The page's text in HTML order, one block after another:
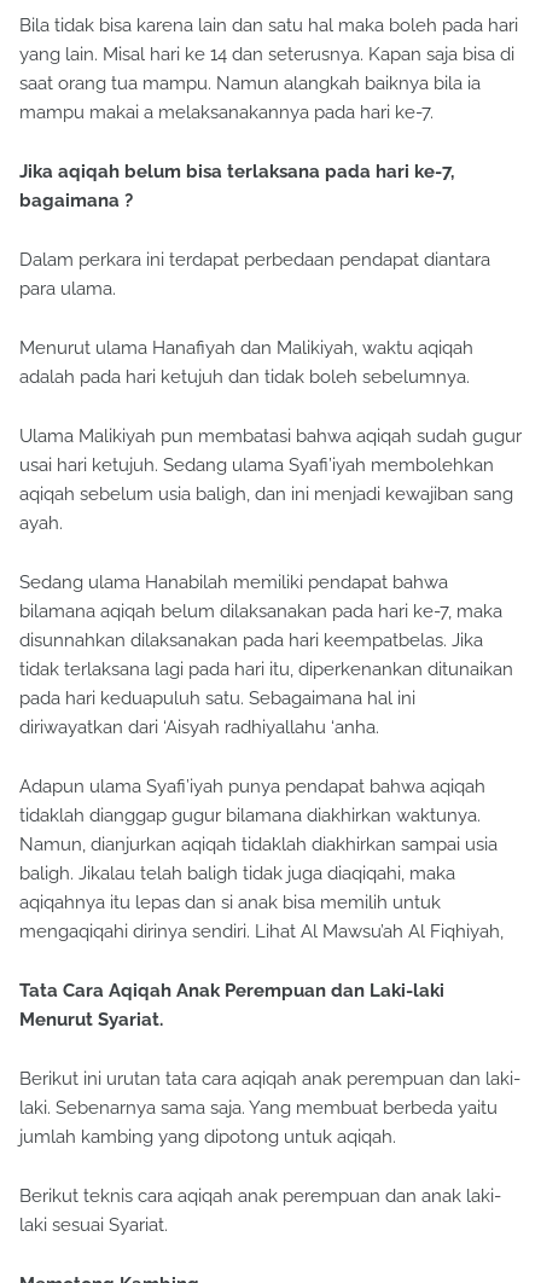
Bila tidak bisa karena lain dan satu hal maka boleh pada hari
yang lain. Misal hari ke 14 dan seterusnya. Kapan saja bisa di
saat orang tua mampu. Namun alangkah baiknya bila ia
mampu makai a melaksanakannya pada hari ke-7.
Jika aqiqah belum bisa terlaksana pada hari ke-7,
bagaimana ?
Dalam perkara ini terdapat perbedaan pendapat diantara
para ulama.
Menurut ulama Hanafiyah dan Malikiyah, waktu aqiqah
adalah pada hari ketujuh dan tidak boleh sebelumnya.
Ulama Malikiyah pun membatasi bahwa aqiqah sudah gugur
usai hari ketujuh. Sedang ulama Syafi’iyah membolehkan
aqiqah sebelum usia baligh, dan ini menjadi kewajiban sang
ayah.
Sedang ulama Hanabilah memiliki pendapat bahwa
bilamana aqiqah belum dilaksanakan pada hari ke-7, maka
disunnahkan dilaksanakan pada hari keempatbelas. Jika
tidak terlaksana lagi pada hari itu, diperkenankan ditunaikan
pada hari keduapuluh satu. Sebagaimana hal ini
diriwayatkan dari ‘Aisyah radhiyallahu ‘anha.
Adapun ulama Syafi’iyah punya pendapat bahwa aqiqah
tidaklah dianggap gugur bilamana diakhirkan waktunya.
Namun, dianjurkan aqiqah tidaklah diakhirkan sampai usia
baligh. Jikalau telah baligh tidak juga diaqiqahi, maka
aqiqahnya itu lepas dan si anak bisa memilih untuk
mengaqiqahi dirinya sendiri. Lihat Al Mawsu’ah Al Fiqhiyah,
Tata Cara Aqiqah Anak Perempuan dan Laki-laki
Menurut Syariat.
Berikut ini urutan tata cara aqiqah anak perempuan dan laki-
laki. Sebenarnya sama saja. Yang membuat berbeda yaitu
jumlah kambing yang dipotong untuk aqiqah.
Berikut teknis cara aqiqah anak perempuan dan anak laki-
laki sesuai Syariat.